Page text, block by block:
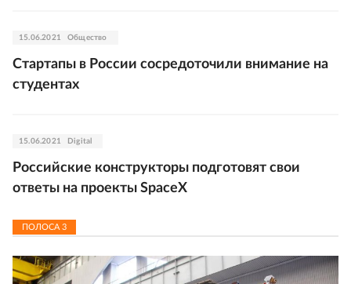
15.06.2021 Общество
Стартапы в России сосредоточили внимание на
студентах
15.06.2021 Digital
Российские конструкторы подготовят свои
ответы на проекты SpaceX
ПОЛОСА3